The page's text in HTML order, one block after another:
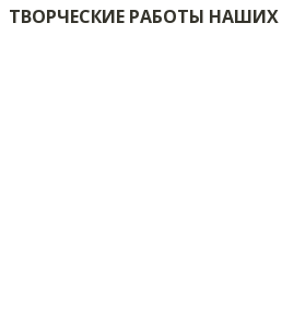
ТВОРЧЕСКИЕ РАБОТЫ